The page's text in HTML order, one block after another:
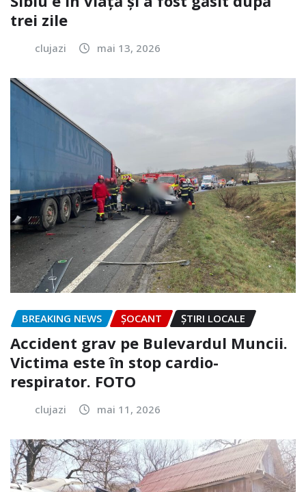
trei zile
clujazi mai 13, 2026
BREAKING NEWS ȘOCANT ȘTIRI LOCALE
Accident grav pe Bulevardul Muncii.
Victima este în stop cardio-
respirator. FOTO
clujazi mai 11, 2026